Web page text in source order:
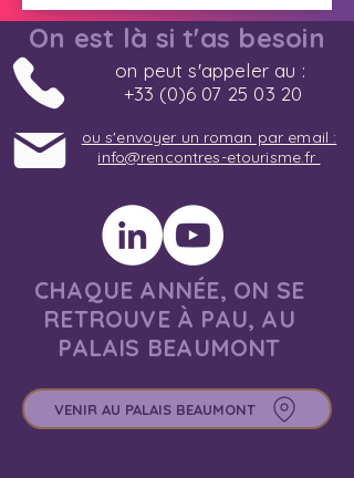
On est là si t'as besoin
on peut s'appeler au :
+33 (0)6 07 25 03 20
ou s'envoyer un roman par email :
info@rencontres-etourisme.fr
CHAQUE ANNÉE, ON SE
RETROUVE À PAU, AU
PALAIS BEAUMONT
VENIR AU PALAIS BEAUMONT